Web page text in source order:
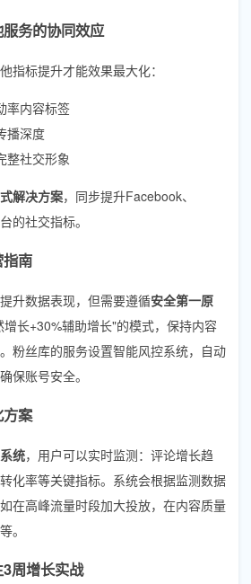
务的协同效应
指标提升才能效果最大化：
率内容标签
播深度
整社交形象
解决方案，同步提升Facebook、
的社交指标。
南
升数据表现，但需要遵循安全第一原
长+30%辅助增长"的模式，保持内容
粉丝库的服务设置智能风控系统，自动
保账号安全。
案
统，用户可以实时监测：评论增长趋
化率等关键指标。系统会根据监测数据
在高峰流量时段加大投放，在内容质量
。
周增长实战